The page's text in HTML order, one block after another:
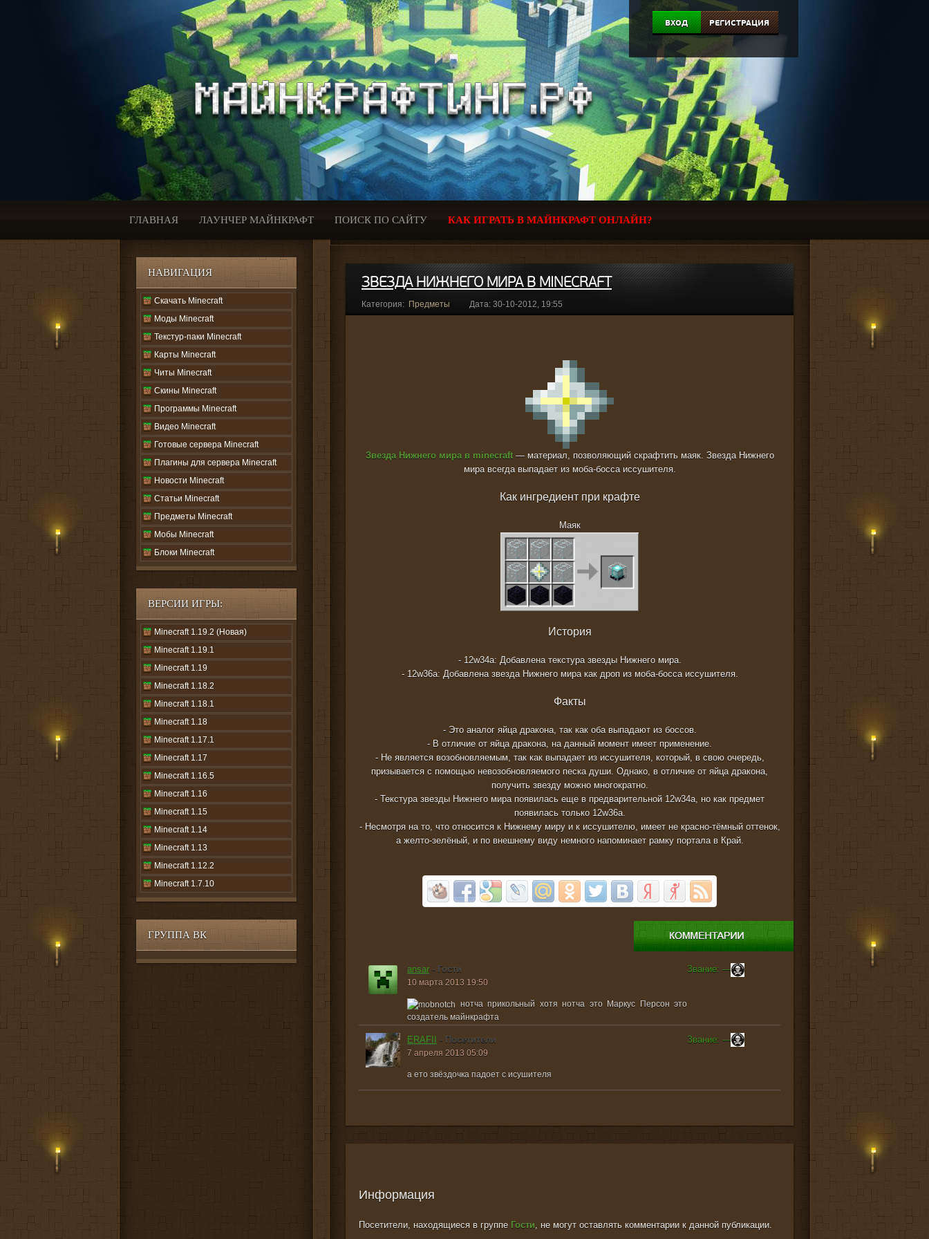
ВХОД РЕГИСТРАЦИЯ
ГЛАВНАЯ ЛАУНЧЕР МАЙНКРАФТ ПОИСК ПО САЙТУ КАК ИГРАТЬ В МАЙНКРАФТ ОНЛАЙН?
НАВИГАЦИЯ
Скачать Minecraft
Моды Minecraft
Текстур-паки Minecraft
Карты Minecraft
Читы Minecraft
Скины Minecraft
Программы Minecraft
Видео Minecraft
Готовые сервера Minecraft
Плагины для сервера Minecraft
Новости Minecraft
Статьи Minecraft
Предметы Minecraft
Мобы Minecraft
Блоки Minecraft
ВЕРСИИ ИГРЫ:
Minecraft 1.19.2 (Новая)
Minecraft 1.19.1
Minecraft 1.19
Minecraft 1.18.2
Minecraft 1.18.1
Minecraft 1.18
Minecraft 1.17.1
Minecraft 1.17
Minecraft 1.16.5
Minecraft 1.16
Minecraft 1.15
Minecraft 1.14
Minecraft 1.13
Minecraft 1.12.2
Minecraft 1.7.10
ГРУППА ВК
ЗВЕЗДА НИЖНЕГО МИРА В MINECRAFT
Категория: Предметы Дата: 30-10-2012, 19:55
Звезда Нижнего мира в minecraft— материал, позволяющий скрафтить маяк. Звезда Нижнего
мира всегда выпадает из моба-босса иссушителя.
Как ингредиент при крафте
Маяк
История
- 12w34a: Добавлена текстура звезды Нижнего мира.
- 12w36a: Добавлена звезда Нижнего мира как дроп из моба-босса иссушителя.
Факты
- Это аналог яйца дракона, так как оба выпадают из боссов.
- В отличие от яйца дракона, на данный момент имеет применение.
- Не является возобновляемым, так как выпадает из иссушителя, который, в свою очередь,
призывается с помощью невозобновляемого песка души. Однако, в отличие от яйца дракона,
получить звезду можно многократно.
- Текстура звезды Нижнего мира появилась еще в предварительной 12w34a, но как предмет
появилась только 12w36a.
- Несмотря на то, что относится к Нижнему миру и к иссушителю, имеет не красно-тёмный оттенок,
а желто-зелёный, и по внешнему виду немного напоминает рамку портала в Край.
ansar - Гости
10 марта 2013 19:50
нотча прикольный хотя нотча это Маркус Персон это
создатель майнкрафта
Звание: ---
ERAFII - Посетители
7 апреля 2013 05:09
а ето звёздочка падоет с исушителя
Звание: ---
Информация
Посетители, находящиеся в группе Гости , не могут оставлять комментарии к данной публикации.